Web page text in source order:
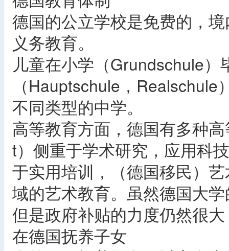
德国的公立学校是免费的，
义务教育。
儿童在小学（Grundschule
（Hauptschule，
不同类型的中学。
高等教育方面，德国有多种
t）侧重于学术研究，应用科
于实用培训，（德国移民）
域的艺术教育。虽然德国大
但是政府补贴的力度仍然很
在德国抚养子女